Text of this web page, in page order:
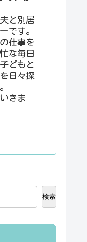
と別居
です。
仕事を
な毎日
どもと
日々探
きま
検索